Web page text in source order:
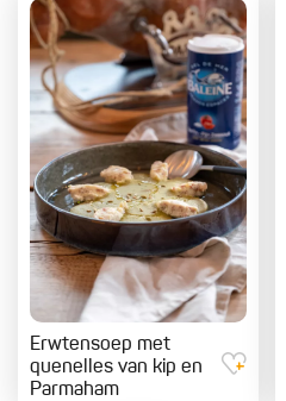
Erwtensoep met
quenelles van kip en
Parmaham